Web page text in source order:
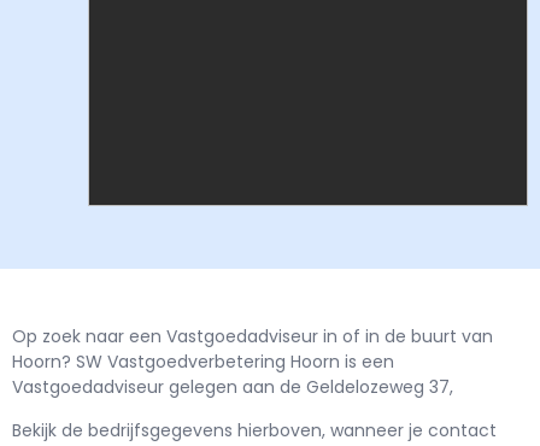
Op zoek naar een Vastgoedadviseur in of in de buurt van
Hoorn? SW Vastgoedverbetering Hoorn is een
Vastgoedadviseur gelegen aan de Geldelozeweg 37,
Bekijk de bedrijfsgegevens hierboven, wanneer je contact